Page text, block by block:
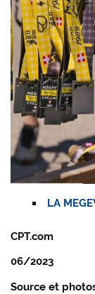
LA
CPT.com
06/2023
Source et